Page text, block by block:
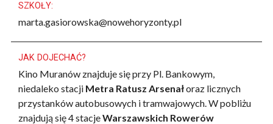
SZKOŁY:
marta.gasiorowska@nowehoryzonty.pl
JAK DOJECHAĆ?
Kino Muranów znajduje się przy Pl. Bankowym,
niedaleko stacji Metra Ratusz Arsenałoraz licznych
przystanków autobusowych i tramwajowych. W pobliżu
znajdują się 4 stacjeWarszawskich Rowerów